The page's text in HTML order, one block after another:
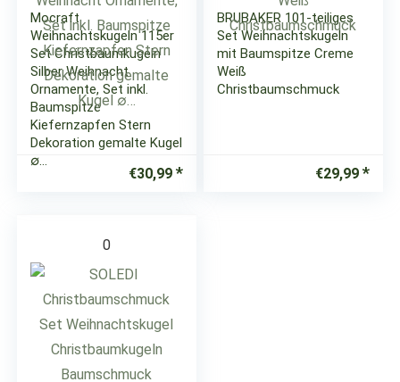
Mocraft
Weihnachtskugeln 115er
Set Christbaumkugeln
Silber Weihnacht
Ornamente, Set inkl.
Baumspitze
Kiefernzapfen Stern
Dekoration gemalte Kugel
∅…
€30,99
BRUBAKER 101-teiliges
Set Weihnachtskugeln
mit Baumspitze Creme
Weiß
Christbaumschmuck
€29,99
0